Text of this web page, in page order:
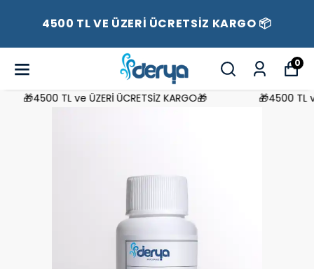
4500 TL VE ÜZERİ ÜCRETSİZ KARGO 📦
0
🎁4500 TL ve ÜZERİ ÜCRETSİZ KARGO🎁 🎁4500 TL